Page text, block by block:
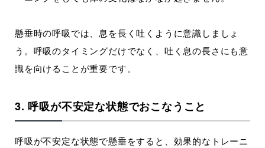
懸垂時の呼吸では、息を長く吐くように意識しましょ
う。呼吸のタイミングだけでなく、吐く息の長さにも意
識を向けることが重要です。
3. 呼吸が不安定な状態でおこなうこと
呼吸が不安定な状態で懸垂をすると、効果的なトレーニ